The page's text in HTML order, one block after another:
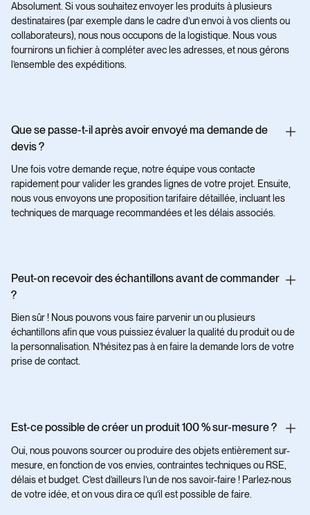
Absolument. Si vous souhaitez envoyer les produits à plusieurs
destinataires (par exemple dans le cadre d’un envoi à vos clients ou
collaborateurs), nous nous occupons de la logistique. Nous vous
fournirons un fichier à compléter avec les adresses, et nous gérons
l’ensemble des expéditions.
Que se passe-t-il après avoir envoyé ma demande de
devis ?
Une fois votre demande reçue, notre équipe vous contacte
rapidement pour valider les grandes lignes de votre projet. Ensuite,
nous vous envoyons une proposition tarifaire détaillée, incluant les
techniques de marquage recommandées et les délais associés.
Peut-on recevoir des échantillons avant de commander
?
Bien sûr ! Nous pouvons vous faire parvenir un ou plusieurs
échantillons afin que vous puissiez évaluer la qualité du produit ou de
la personnalisation. N’hésitez pas à en faire la demande lors de votre
prise de contact.
Est-ce possible de créer un produit 100 % sur-mesure ?
Oui, nous pouvons sourcer ou produire des objets entièrement sur-
mesure, en fonction de vos envies, contraintes techniques ou RSE,
délais et budget. C’est d’ailleurs l’un de nos savoir-faire ! Parlez-nous
de votre idée, et on vous dira ce qu’il est possible de faire.